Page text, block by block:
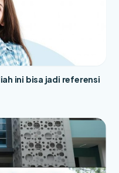
ini bisa jadi referensi